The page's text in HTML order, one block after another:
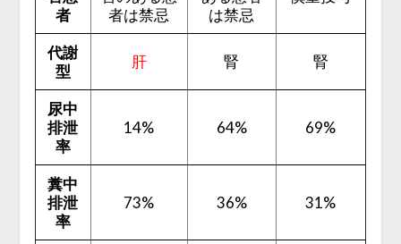
者
者は禁忌
は禁忌
代謝
型
肝 腎 腎
尿中
排泄
率
14% 64% 69%
糞中
排泄
率
73% 36% 31%